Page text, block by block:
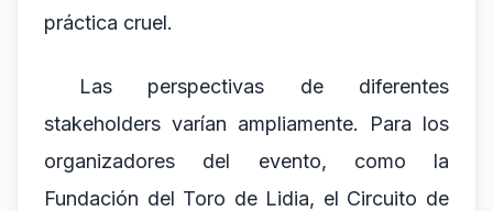
práctica cruel.
Las perspectivas de diferentes
stakeholders varían ampliamente. Para los
organizadores del evento, como la
Fundación del Toro de Lidia, el Circuito de